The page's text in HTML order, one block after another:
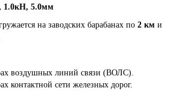
1.0кН, 5.0мм
на заводских барабанах по 2 км и
воздушных линий связи (ВОЛС).
контактной сети железных дорог.